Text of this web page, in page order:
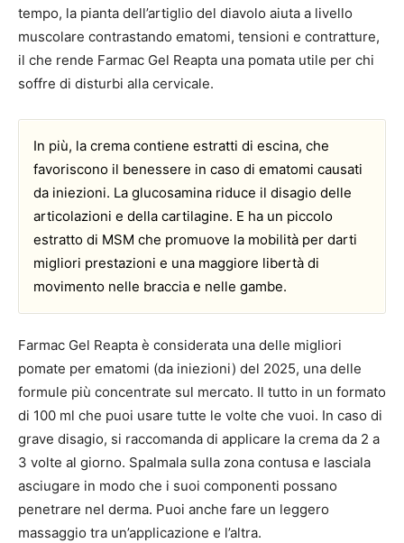
tempo, la pianta dell’artiglio del diavolo aiuta a livello
muscolare contrastando ematomi, tensioni e contratture,
il che rende Farmac Gel Reapta una pomata utile per chi
soffre di disturbi alla cervicale.
In più, la crema contiene estratti di escina, che
favoriscono il benessere in caso di ematomi causati
da iniezioni. La glucosamina riduce il disagio delle
articolazioni e della cartilagine. E ha un piccolo
estratto di MSM che promuove la mobilità per darti
migliori prestazioni e una maggiore libertà di
movimento nelle braccia e nelle gambe.
Farmac Gel Reapta è considerata una delle migliori
pomate per ematomi (da iniezioni) del 2025, una delle
formule più concentrate sul mercato. Il tutto in un formato
di 100 ml che puoi usare tutte le volte che vuoi. In caso di
grave disagio, si raccomanda di applicare la crema da 2 a
3 volte al giorno. Spalmala sulla zona contusa e lasciala
asciugare in modo che i suoi componenti possano
penetrare nel derma. Puoi anche fare un leggero
massaggio tra un’applicazione e l’altra.